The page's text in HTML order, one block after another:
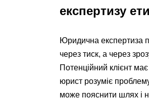
експертизу
Юридична експертиза
через тиск, а через
Потенційний клієнт
юрист розуміє
може пояснити шлях і